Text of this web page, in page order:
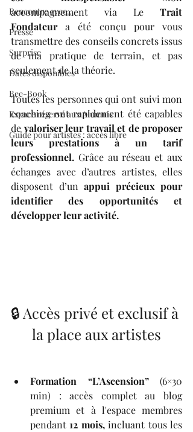
Rencontre avec...
Presse
Surprise
Dates disponibles
Bee-Book
Espace réservé aux Alumnis
Guide pour artistes : accès libre
accompagnement via Le Trait
Fondateur a été conçu pour vous
transmettre des conseils concrets issus
de ma pratique de terrain, et pas
seulement de la théorie.
Toutes les personnes qui ont suivi mon
coaching ont rapidement été capables
de valoriser leur travail et de proposer
leurs prestations à un tarif
professionnel. Grâce au réseau et aux
échanges avec d’autres artistes, elles
disposent d’un appui précieux pour
identifier des opportunités et
développer leur activité.
🔒 Accès privé et exclusif à
la place aux artistes
Formation “L’Ascension” (6×30
min) : accès complet au blog
premium et à l'espace membres
pendant 12 mois, incluant tous les